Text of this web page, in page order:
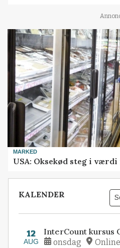
MARKED
USA: Oksekød steg i
KALENDER
12
AUG
InterCount kursus
onsdag Online